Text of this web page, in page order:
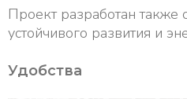
Проект разработан также
устойчивого развития и
Удобства